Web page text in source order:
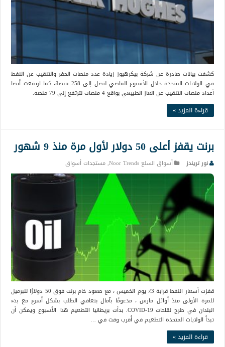
كشفت بيانات صادرة عن شركة بيكرهيوز زيادة عدد منصات الحفر والتنقيب عن النفط
في الولايات المتحدة خلال الأسبوع الماضي لتصل إلى 258 منصة، كما ارتفعت أيضا
أعداد منصات التنقيب عن الغاز الطبيعي بواقع 4 منصات لترتفع إلى 79 منصة.
قراءة المزيد »
برنت يقفز أعلى 50 دولار لأول مرة منذ 9 شهور
نور تريندز أسواق السلع Noor Trends ,مستجدات أسواق
قفزت أسعار النفط قرابة 3٪ يوم الخميس ، مع صعود خام برنت فوق 50 دولارًا للبرميل
للمرة الأولى منذ أوائل مارس ، مدعومًا بآمال بتعافي الطلب بشكل أسرع مع بدء
البلدان في طرح لقاحات COVID-19. بدأت بريطانيا التطعيم هذا الأسبوع ويمكن أن
تبدأ الولايات المتحدة التطعيم في أقرب وقت في …
قراءة المزيد »